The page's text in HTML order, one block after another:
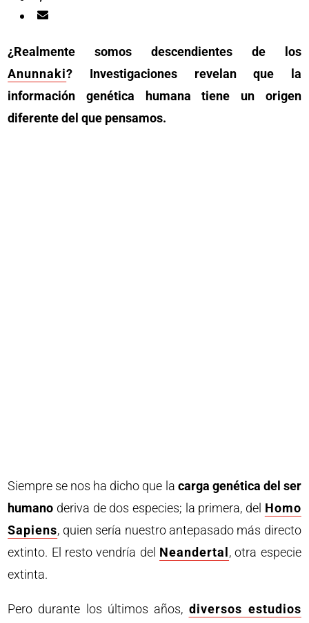
¿Realmente somos descendientes de los
Anunnaki? Investigaciones revelan que la
información genética humana tiene un origen
diferente del que pensamos.
Siempre se nos ha dicho que la carga genética del ser
humano deriva de dos especies; la primera, del Homo
Sapiens, quien sería nuestro antepasado más directo
extinto. El resto vendría del Neandertal , otra especie
extinta.
Pero durante los últimos años, diversos estudios